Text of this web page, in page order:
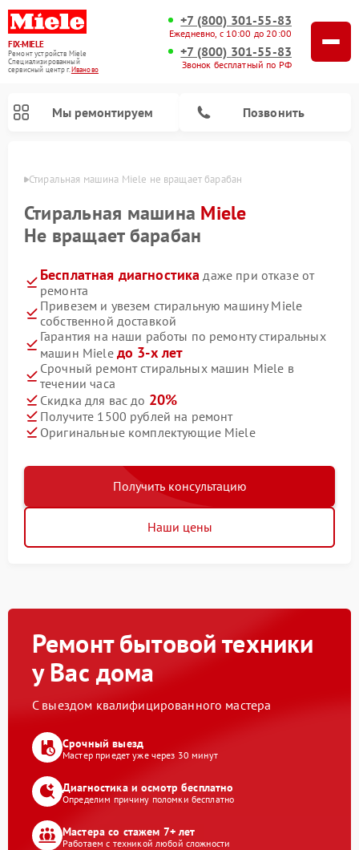
FIX-MIELE
Ремонт устройств Miele
Специализированный
cервисный центр г.Иваново
+7 (800) 301-55-83
Ежедневно, с 10:00 до 20:00
+7 (800) 301-55-83
Звонок бесплатный по РФ
Мы ремонтируем Позвонить
Стиральная машина Miele не вращает барабан
Стиральная машина Miele
Не вращает барабан
Бесплатная диагностика даже при отказе от
ремонта
Привезем и увезем стиральную машину Miele
собственной доставкой
Гарантия на наши работы по ремонту стиральных
машин Miele до 3-х лет
Срочный ремонт стиральных машин Miele в
течении часа
Скидка для вас до 20%
Получите 1500 рублей на ремонт
Оригинальные комплектующие Miele
Получить консультацию
Наши цены
Ремонт бытовой техники
у Вас дома
С выездом квалифицированного мастера
Срочный выезд
Мастер приедет уже через 30 минут
Диагностика и осмотр бесплатно
Определим причину поломки бесплатно
Мастера со стажем 7+ лет
Работаем с техникой любой сложности